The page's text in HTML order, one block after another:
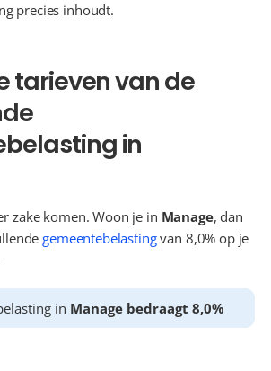
precies inhoudt.
tarieven van de
in
zake komen. Woon je in Manage, dan
gemeentebelasting
in Manage bedraagt 8,0%